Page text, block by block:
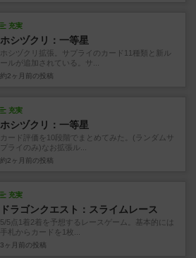
充実
ホシヅクリ：一等星
ホシヅクリ拡張。サプライのカード11種類と新ル
ールが追加されている。サ...
約2ヶ月前 の投稿
充実
ホシヅクリ：一等星
カード評価を10段階でまとめてみた。(ランダムサ
プライのみ)なお拡張ル...
約2ヶ月前 の投稿
充実
ドラゴンクエスト：スライムレース
5/5点1着2着を予想するレースゲーム。基本的には
手札からカードを1枚...
3ヶ月前 の投稿